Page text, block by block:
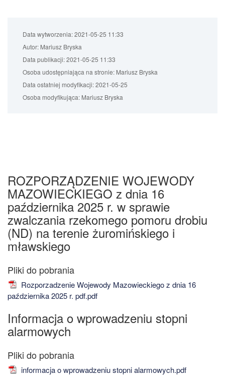
Data wytworzenia:2021-05-25 11:33
Autor: Mariusz Bryska
Data publikacji:2021-05-25 11:33
Osoba udostępniająca na stronie: Mariusz Bryska
Data ostatniej modyfikacji:2021-05-25
Osoba modyfikująca: Mariusz Bryska
ROZPORZĄDZENIE WOJEWODY
MAZOWIECKIEGO z dnia 16
października 2025 r. w sprawie
zwalczania rzekomego pomoru drobiu
(ND) na terenie żuromińskiego i
mławskiego
Rozporzadzenie Wojewody Mazowieckiego z dnia 16
października 2025 r. pdf.pdf
Informacja o wprowadzeniu stopni
alarmowych
informacja o wprowadzeniu stopni alarmowych.pdf